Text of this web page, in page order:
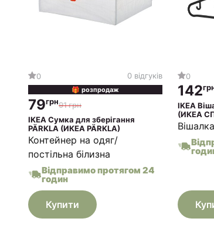
0 0 відгуків
🎁 розпродаж
91 грн
79грн
IKEA Сумка для зберігання
PÄRKLA (ИКЕА PÄRKLA)
Контейнер на одяг/
постільна білизна
Відправимо протягом 24
годин
Купити
0
142
IKEA
(ИКЕА